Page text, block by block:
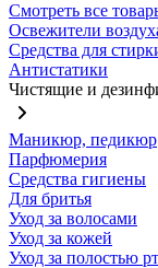
Смотреть все
Освежители
Средства для
Антистатики
Чистящие и
Маникюр, педикюр
Парфюмерия
Средства гигиены
Для бритья
Уход за волосами
Уход за кожей
Уход за полостью